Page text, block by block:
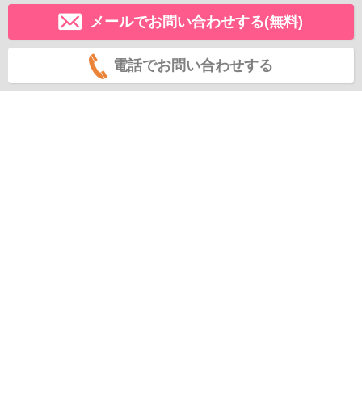
メールでお問い合わせする(無料)
電話でお問い合わせする